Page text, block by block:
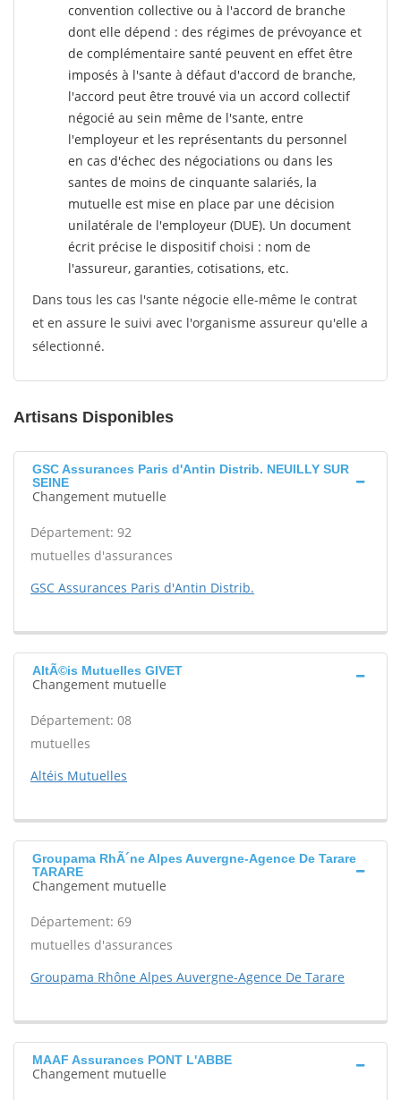
convention collective ou à l'accord de branche
dont elle dépend : des régimes de prévoyance et
de complémentaire santé peuvent en effet être
imposés à l'sante à défaut d'accord de branche,
l'accord peut être trouvé via un accord collectif
négocié au sein même de l'sante, entre
l'employeur et les représentants du personnel
en cas d'échec des négociations ou dans les
santes de moins de cinquante salariés, la
mutuelle est mise en place par une décision
unilatérale de l'employeur (DUE). Un document
écrit précise le dispositif choisi : nom de
l'assureur, garanties, cotisations, etc.
Dans tous les cas l'sante négocie elle-même le contrat
et en assure le suivi avec l'organisme assureur qu'elle a
sélectionné.
Artisans Disponibles
GSC Assurances Paris d'Antin Distrib. NEUILLY SUR
SEINE
Changement mutuelle
Département: 92
mutuelles d'assurances
GSC Assurances Paris d'Antin Distrib.
AltÃ©is Mutuelles GIVET
Changement mutuelle
Département: 08
mutuelles
Altéis Mutuelles
Groupama RhÃ´ne Alpes Auvergne-Agence De Tarare
TARARE
Changement mutuelle
Département: 69
mutuelles d'assurances
Groupama Rhône Alpes Auvergne-Agence De Tarare
MAAF Assurances PONT L'ABBE
Changement mutuelle